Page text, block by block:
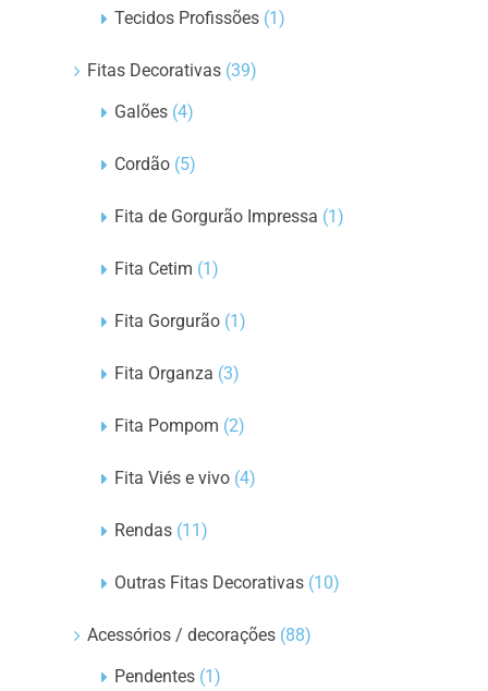
Tecidos Profissões (1)
Fitas Decorativas (39)
Galões (4)
Cordão (5)
Fita de Gorgurão Impressa (1)
Fita Cetim (1)
Fita Gorgurão (1)
Fita Organza (3)
Fita Pompom (2)
Fita Viés e vivo (4)
Rendas (11)
Outras Fitas Decorativas (10)
Acessórios / decorações (88)
Pendentes (1)